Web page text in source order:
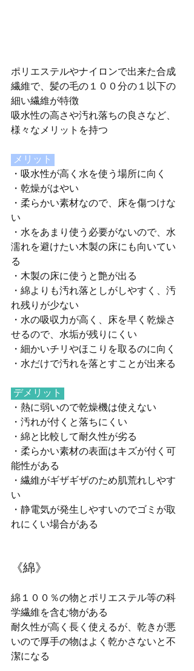
ポリエステルやナイロンで出来た合成
繊維で、髪の毛の１００分の１以下の
細い繊維が特徴
吸水性の高さや汚れ落ちの良さなど、
様々なメリットを持つ
メリット
・吸水性が高く水を使う場所に向く
・乾燥がはやい
・柔らかい素材なので、床を傷つけな
い
・水をあまり使う必要がないので、水
濡れを避けたい木製の床にも向いてい
る
・木製の床に使うと艶が出る
・綿よりも汚れ落としがしやすく、汚
れ残りが少ない
・水の吸収力が高く、床を早く乾燥さ
せるので、水垢が残りにくい
・細かいチリやほこりを取るのに向く
・水だけで汚れを落とすことが出来る
デメリット
・熱に弱いので乾燥機は使えない
・汚れが付くと落ちにくい
・綿と比較して耐久性が劣る
・柔らかい素材の表面はキズが付く可
能性がある
・繊維がギザギザのため肌荒れしやす
い
・静電気が発生しやすいのでゴミが取
れにくい場合がある
《綿》
綿１００％の物とポリエステル等の科
学繊維を含む物がある
耐久性が高く長く使えるが、乾きが悪
いので厚手の物はよく乾かさないと不
潔になる